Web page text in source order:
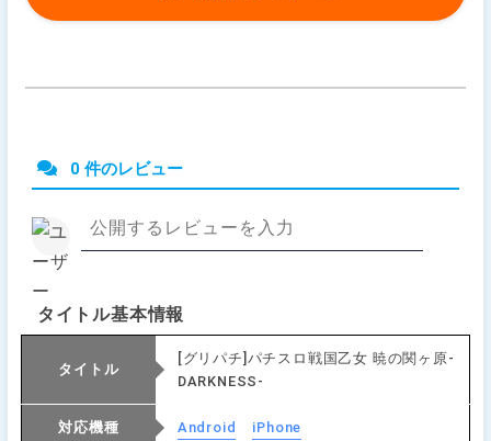
0 件のレビュー
タイトル基本情報
タイトル
[グリパチ]パチスロ戦国乙女 暁の関ヶ原-
DARKNESS-
対応機種 Android iPhone